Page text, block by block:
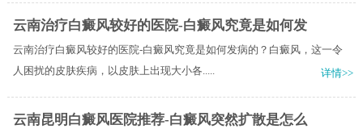
云南治疗白癜风较好的医院-白癜风究竟是如何发
云南治疗白癜风较好的医院-白癜风究竟是如何发病的？白癜风，这一令
人困扰的皮肤疾病，以皮肤上出现大小各.....
详情>>
云南昆明白癜风医院推荐-白癜风突然扩散是怎么